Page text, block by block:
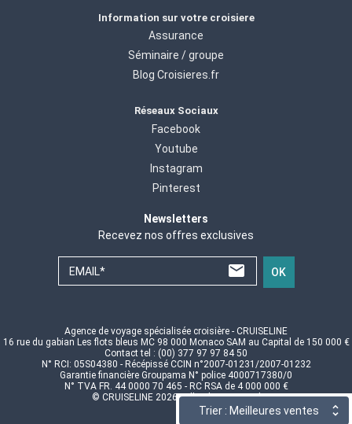
Trier : Meilleures ventes
Information sur votre croisiere
Assurance
Séminaire / groupe
Blog Croisieres.fr
Réseaux Sociaux
Facebook
Youtube
Instagram
Pinterest
Newsletters
Recevez nos offres exclusives
EMAIL* OK
Agence de voyage spécialisée croisière - CRUISELINE
16 rue du gabian Les flots bleus MC 98 000 Monaco SAM au Capital de 150 000 €
Contact tel : (00) 377 97 97 84 50
N° RCI: 05S04380 - Récépissé CCIN n°2007-01231/2007-01232
Garantie financière Groupama N° police 4000717380/0
N° TVA FR. 44 0000 70 465 - RC RSA de 4 000 000 €
© CRUISELINE 2026 - all rights reserved